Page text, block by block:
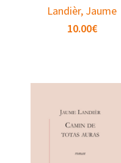
Landièr, Jaume
10.00€